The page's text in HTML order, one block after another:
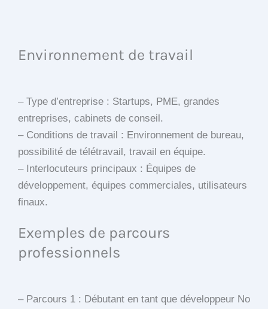
Environnement de travail
– Type d’entreprise : Startups, PME, grandes
entreprises, cabinets de conseil.
– Conditions de travail : Environnement de bureau,
possibilité de télétravail, travail en équipe.
– Interlocuteurs principaux : Équipes de
développement, équipes commerciales, utilisateurs
finaux.
Exemples de parcours
professionnels
– Parcours 1 : Débutant en tant que développeur No